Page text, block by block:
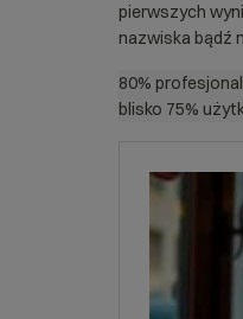
pierwszych
nazwiska bądź
80%
blisko 75%